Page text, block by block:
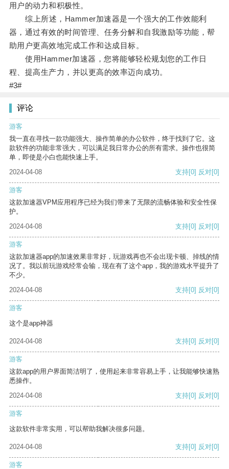
用户的动力和积极性。
综上所述，Hammer加速器是一个强大的工作效能利
器，通过有效的时间管理、任务分解和自我激励等功能，帮
助用户更高效地完成工作和达成目标。
使用Hammer加速器，您将能够轻松规划您的工作日
程、提高生产力，并以更高的效率迈向成功。
#3#
评论
游客
我一直在寻找一款功能强大、操作简单的办公软件，终于找到了它。这
款软件的功能非常强大，可以满足我日常办公的所有需求。操作也很简
单，即使是小白也能快速上手。
2024-04-08
支持[0] 反对[0]
游客
这款加速器VPM应用程序已经为我们带来了无限的流畅体验和安全性保
护。
2024-04-08
支持[0] 反对[0]
游客
这款加速器app的加速效果非常好，玩游戏再也不会出现卡顿、掉线的情
况了。我以前玩游戏经常会输，现在有了这个app，我的游戏水平提升了
不少。
2024-04-08
支持[0] 反对[0]
游客
这个是app神器
2024-04-08 支持[0] 反对[0]
游客
这款app的用户界面简洁明了，使用起来非常容易上手，让我能够快速熟
悉操作。
2024-04-08
支持[0] 反对[0]
游客
这款软件非常实用，可以帮助我解决很多问题。
2024-04-08 支持[0] 反对[0]
游客